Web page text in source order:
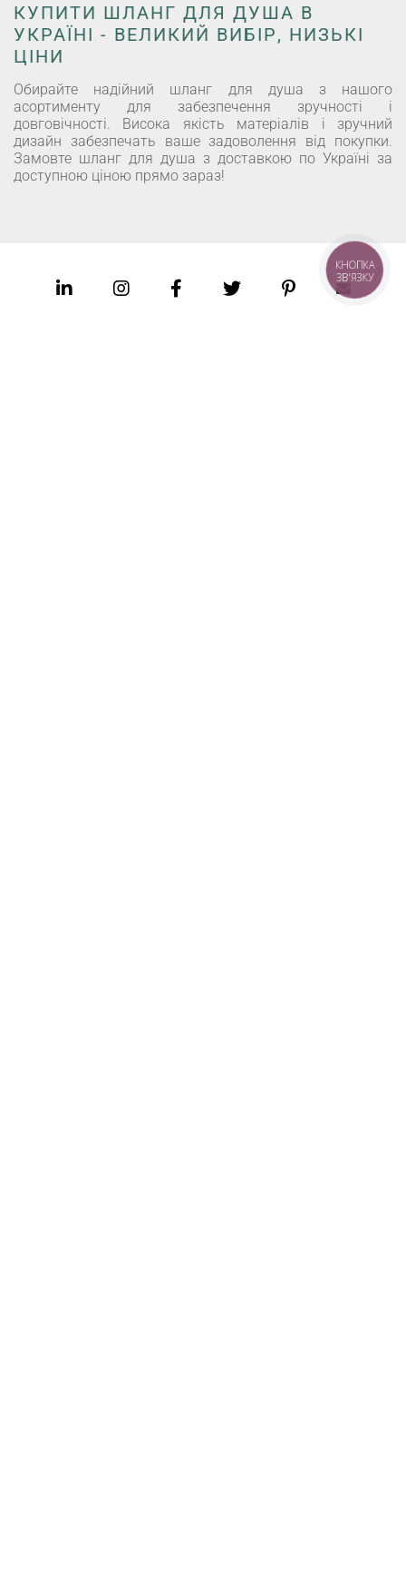
КУПИТИ ШЛАНГ ДЛЯ ДУША В
УКРАЇНІ - ВЕЛИКИЙ ВИБІР, НИЗЬКІ
ЦІНИ
Обирайте надійний шланг для душа з нашого
асортименту для забезпечення зручності і
довговічності. Висока якість матеріалів і зручний
дизайн забезпечать ваше задоволення від покупки.
Замовте шланг для душа з доставкою по Україні за
доступною ціною прямо зараз!
КНОПКА
ЗВ'ЯЗКУ